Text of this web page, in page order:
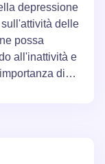
depressione
delle
possa
all'inattività e
di
per